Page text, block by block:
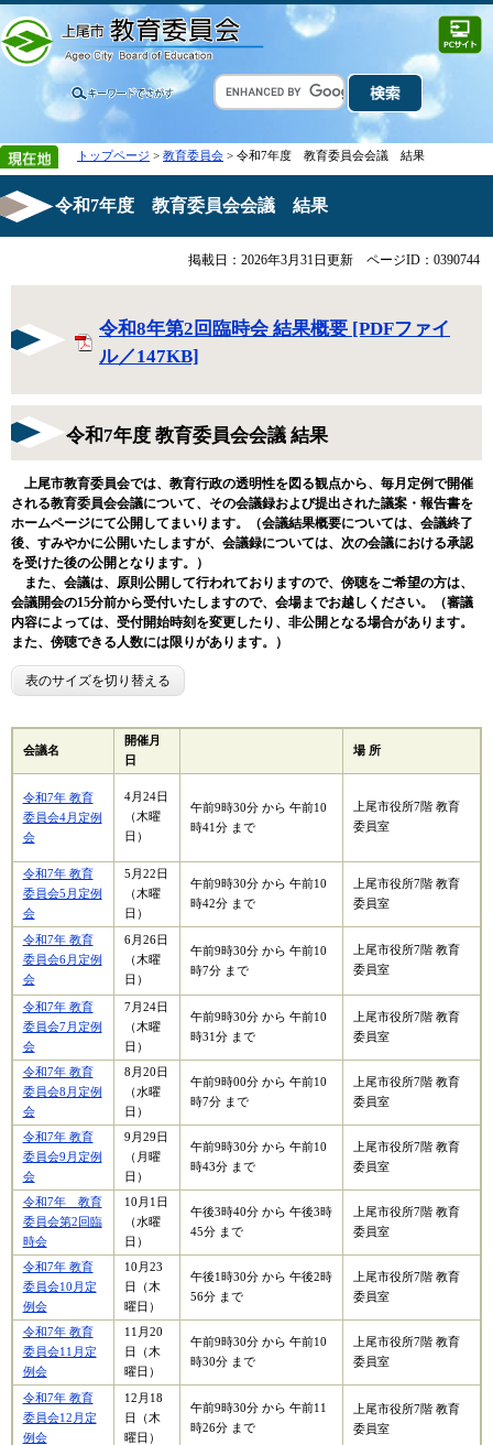
トップページ > 教育委員会 > 令和7年度 教育委員会会議 結果
令和7年度 教育委員会会議 結果
掲載日：2026年3月31日更新 ページID：0390744
令和8年第2回臨時会 結果概要 [PDFファイ
ル／147KB]
令和7年度 教育委員会会議 結果
上尾市教育委員会では、教育行政の透明性を図る観点から、毎月定例で開催
される教育委員会会議について、その会議録および提出された議案・報告書を
ホームページにて公開してまいります。（会議結果概要については、会議終了
後、すみやかに公開いたしますが、会議録については、次の会議における承認
を受けた後の公開となります。）
また、会議は、原則公開して行われておりますので、傍聴をご希望の方は、
会議開会の15分前から受付いたしますので、会場までお越しください。（審議
内容によっては、受付開始時刻を変更したり、非公開となる場合があります。
また、傍聴できる人数には限りがあります。）
表のサイズを切り替える
会議名
開催月
日
場 所
令和7年 教育
委員会4月定例
会
4月24日
（木曜
日）
午前9時30分 から 午前10
時41分 まで
上尾市役所7階 教育
委員室
令和7年 教育
委員会5月定例
会
5月22日
（木曜
日）
午前9時30分 から 午前10
時42分 まで
上尾市役所7階 教育
委員室
令和7年 教育
委員会6月定例
会
6月26日
（木曜
日）
午前9時30分 から 午前10
時7分 まで
上尾市役所7階 教育
委員室
令和7年 教育
委員会7月定例
会
7月24日
（木曜
日）
午前9時30分 から 午前10
時31分 まで
上尾市役所7階 教育
委員室
令和7年 教育
委員会8月定例
会
8月20日
（水曜
日）
午前9時00分 から 午前10
時7分 まで
上尾市役所7階 教育
委員室
令和7年 教育
委員会9月定例
会
9月29日
（月曜
日）
午前9時30分 から 午前10
時43分 まで
上尾市役所7階 教育
委員室
令和7年 教育
委員会第2回臨
時会
10月1日
（水曜
日）
午後3時40分 から 午後3時
45分 まで
上尾市役所7階 教育
委員室
令和7年 教育
委員会10月定
例会
10月23
日（木
曜日）
午後1時30分 から 午後2時
56分 まで
上尾市役所7階 教育
委員室
令和7年 教育
委員会11月定
例会
11月20
日（木
曜日）
午前9時30分 から 午前10
時30分 まで
上尾市役所7階 教育
委員室
令和7年 教育
委員会12月定
例会
​12月18
日（木
曜日）
午前9時30分 から 午前11
時26分 まで
上尾市役所7階 教育
委員室